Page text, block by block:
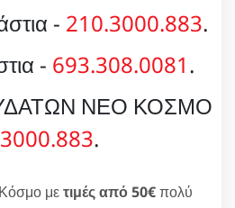
- 210.3000.883.
- 693.308.0081.
ΝΕΟ ΚΟΣΜΟ
.
μετιμές από 50€πολύ